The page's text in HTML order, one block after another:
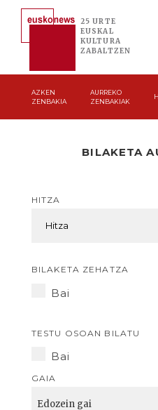
25 URTE
EUSKAL
KULTURA
ZABALTZEN
AZKEN
ZENBAKIA
AURREKO
ZENBAKIAK
BILAKETA
HITZA
BILAKETA ZEHATZA
Bai
TESTU OSOAN BILATU
Bai
GAIA